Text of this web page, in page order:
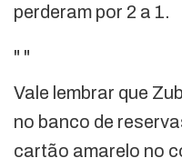
perderam por 2 a 1.
" "
Vale lembrar que
no banco de
cartão amarelo no